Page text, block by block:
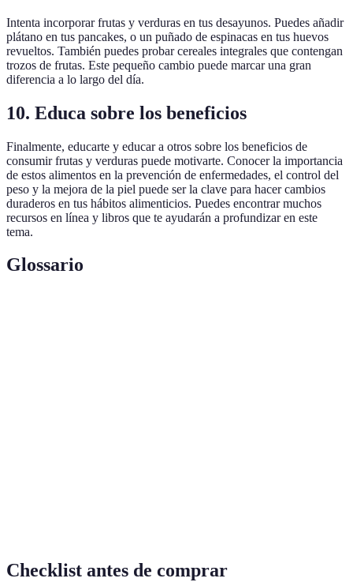
Intenta incorporar frutas y verduras en tus desayunos. Puedes añadir
plátano en tus pancakes, o un puñado de espinacas en tus huevos
revueltos. También puedes probar cereales integrales que contengan
trozos de frutas. Este pequeño cambio puede marcar una gran
diferencia a lo largo del día.
10. Educa sobre los beneficios
Finalmente, educarte y educar a otros sobre los beneficios de
consumir frutas y verduras puede motivarte. Conocer la importancia
de estos alimentos en la prevención de enfermedades, el control del
peso y la mejora de la piel puede ser la clave para hacer cambios
duraderos en tus hábitos alimenticios. Puedes encontrar muchos
recursos en línea y libros que te ayudarán a profundizar en este
tema.
Glossario
Checklist antes de comprar